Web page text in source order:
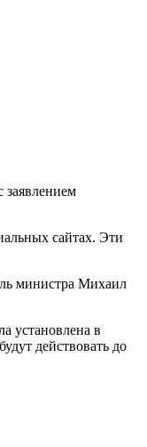
сайтах. Эти
министра Михаил
установлена в
действовать до